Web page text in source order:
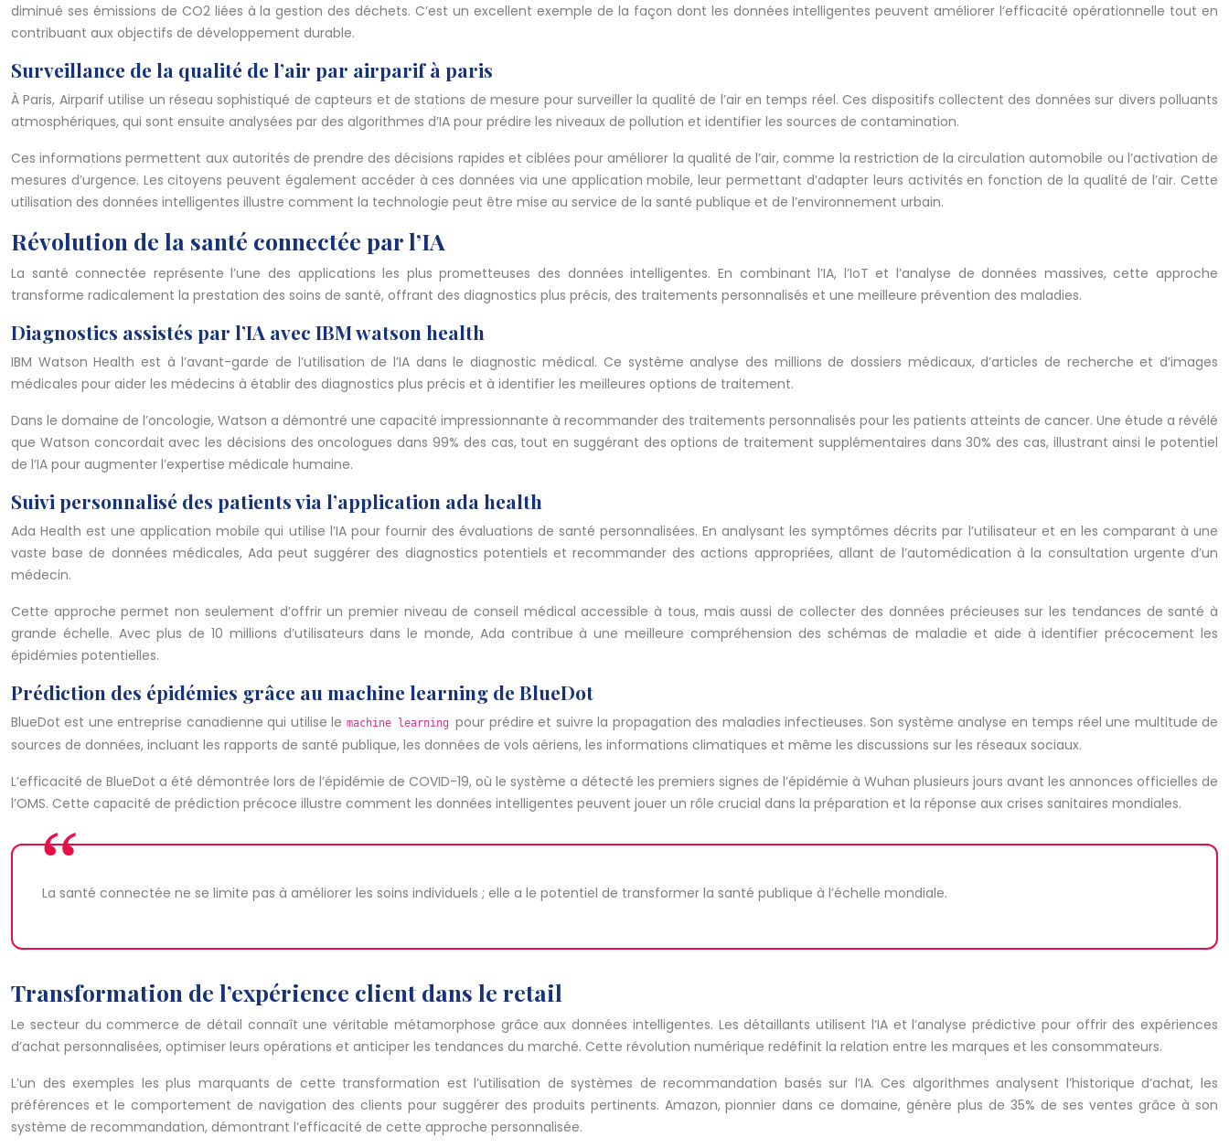
diminué ses émissions de CO2 liées à la gestion des déchets. C’est un excellent exemple de la façon dont les données intelligentes peuvent améliorer l’efficacité opérationnelle tout en
contribuant aux objectifs de développement durable.
Surveillance de la qualité de l’air par airparif à paris
À Paris, Airparif utilise un réseau sophistiqué de capteurs et de stations de mesure pour surveiller la qualité de l’air en temps réel. Ces dispositifs collectent des données sur divers polluants
atmosphériques, qui sont ensuite analysées par des algorithmes d’IA pour prédire les niveaux de pollution et identifier les sources de contamination.
Ces informations permettent aux autorités de prendre des décisions rapides et ciblées pour améliorer la qualité de l’air, comme la restriction de la circulation automobile ou l’activation de
mesures d’urgence. Les citoyens peuvent également accéder à ces données via une application mobile, leur permettant d’adapter leurs activités en fonction de la qualité de l’air. Cette
utilisation des données intelligentes illustre comment la technologie peut être mise au service de la santé publique et de l’environnement urbain.
Révolution de la santé connectée par l’IA
La santé connectée représente l’une des applications les plus prometteuses des données intelligentes. En combinant l’IA, l’IoT et l’analyse de données massives, cette approche
transforme radicalement la prestation des soins de santé, offrant des diagnostics plus précis, des traitements personnalisés et une meilleure prévention des maladies.
Diagnostics assistés par l’IA avec IBM watson health
IBM Watson Health est à l’avant-garde de l’utilisation de l’IA dans le diagnostic médical. Ce système analyse des millions de dossiers médicaux, d’articles de recherche et d’images
médicales pour aider les médecins à établir des diagnostics plus précis et à identifier les meilleures options de traitement.
Dans le domaine de l’oncologie, Watson a démontré une capacité impressionnante à recommander des traitements personnalisés pour les patients atteints de cancer. Une étude a révélé
que Watson concordait avec les décisions des oncologues dans 99% des cas, tout en suggérant des options de traitement supplémentaires dans 30% des cas, illustrant ainsi le potentiel
de l’IA pour augmenter l’expertise médicale humaine.
Suivi personnalisé des patients via l’application ada health
Ada Health est une application mobile qui utilise l’IA pour fournir des évaluations de santé personnalisées. En analysant les symptômes décrits par l’utilisateur et en les comparant à une
vaste base de données médicales, Ada peut suggérer des diagnostics potentiels et recommander des actions appropriées, allant de l’automédication à la consultation urgente d’un
médecin.
Cette approche permet non seulement d’offrir un premier niveau de conseil médical accessible à tous, mais aussi de collecter des données précieuses sur les tendances de santé à
grande échelle. Avec plus de 10 millions d’utilisateurs dans le monde, Ada contribue à une meilleure compréhension des schémas de maladie et aide à identifier précocement les
épidémies potentielles.
Prédiction des épidémies grâce au machine learning de BlueDot
BlueDot est une entreprise canadienne qui utilise le machine learningpour prédire et suivre la propagation des maladies infectieuses. Son système analyse en temps réel une multitude de
sources de données, incluant les rapports de santé publique, les données de vols aériens, les informations climatiques et même les discussions sur les réseaux sociaux.
L’efficacité de BlueDot a été démontrée lors de l’épidémie de COVID-19, où le système a détecté les premiers signes de l’épidémie à Wuhan plusieurs jours avant les annonces officielles de
l’OMS. Cette capacité de prédiction précoce illustre comment les données intelligentes peuvent jouer un rôle crucial dans la préparation et la réponse aux crises sanitaires mondiales.
La santé connectée ne se limite pas à améliorer les soins individuels ; elle a le potentiel de transformer la santé publique à l’échelle mondiale.
Transformation de l’expérience client dans le retail
Le secteur du commerce de détail connaît une véritable métamorphose grâce aux données intelligentes. Les détaillants utilisent l’IA et l’analyse prédictive pour offrir des expériences
d’achat personnalisées, optimiser leurs opérations et anticiper les tendances du marché. Cette révolution numérique redéfinit la relation entre les marques et les consommateurs.
L’un des exemples les plus marquants de cette transformation est l’utilisation de systèmes de recommandation basés sur l’IA. Ces algorithmes analysent l’historique d’achat, les
préférences et le comportement de navigation des clients pour suggérer des produits pertinents. Amazon, pionnier dans ce domaine, génère plus de 35% de ses ventes grâce à son
système de recommandation, démontrant l’efficacité de cette approche personnalisée.